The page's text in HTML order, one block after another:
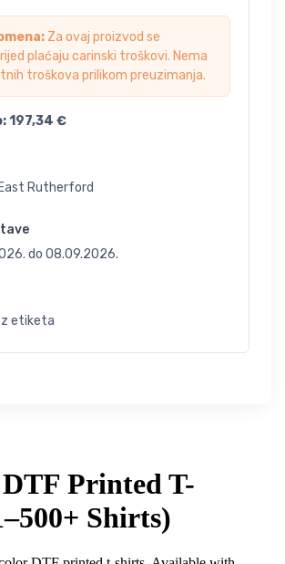
Za ovaj proizvod se
plaćaju carinski troškovi. Nema
troškova prilikom preuzimanja.
197,34 €
Rutherford
do 08.09.2026.
etiketa